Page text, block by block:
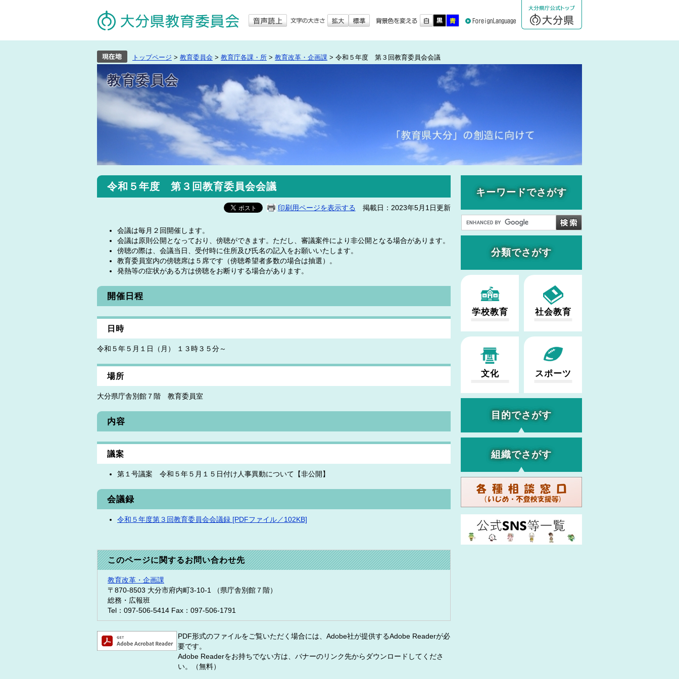
トップページ > 教育委員会 > 教育庁各課・所 > 教育改革・企画課 > 令和５年度 第３回教育委員会会議
教育委員会
令和５年度 第３回教育委員会会議
印刷用ページを表示する 掲載日：2023年5月1日更新
会議は毎月２回開催します。
会議は原則公開となっており、傍聴ができます。ただし、審議案件により非公開となる場合があります。
傍聴の際は、会議当日、受付時に住所及び氏名の記入をお願いいたします。
教育委員室内の傍聴席は５席です（傍聴希望者多数の場合は抽選）。
発熱等の症状がある方は傍聴をお断りする場合があります。
開催日程
日時
令和５年５月１日（月） １３時３５分～
場所
大分県庁舎別館７階 教育委員室
内容
議案
第１号議案 令和５年５月１５日付け人事異動について【非公開】
会議録
令和５年度第３回教育委員会会議録 [PDFファイル／102KB]
このページに関するお問い合わせ先
教育改革・企画課
〒870-8503 大分市府内町3-10-1 （県庁舎別館７階）
総務・広報班
Tel：097-506-5414 Fax：097-506-1791
PDF形式のファイルをご覧いただく場合には、Adobe社が提供するAdobe Readerが必
要です。
Adobe Readerをお持ちでない方は、バナーのリンク先からダウンロードしてくださ
い。（無料）
キーワードでさがす
分類でさがす
学校教育 社会教育
文化 スポーツ
目的でさがす
組織でさがす